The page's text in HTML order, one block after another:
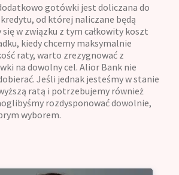
gotówki jest doliczana do
od której naliczane będą
w związku z tym całkowity koszt
kiedy chcemy maksymalnie
raty, warto zrezygnować z
na dowolny cel. Alior Bank nie
Jeśli jednak jesteśmy w stanie
ratą i potrzebujemy również
rozdysponować dowolnie,
wyborem.